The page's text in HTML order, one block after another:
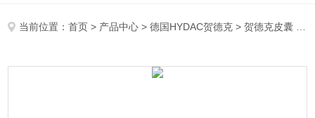
当前位置：首页 > 产品中心 >德国HYDAC贺德克 >贺德克皮囊